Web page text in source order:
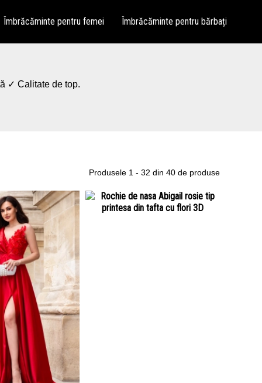
Îmbrăcăminte pentru femei Îmbrăcăminte pentru bărbați
✓ Calitate de top.
Produsele 1 - 32 din 40 de produse